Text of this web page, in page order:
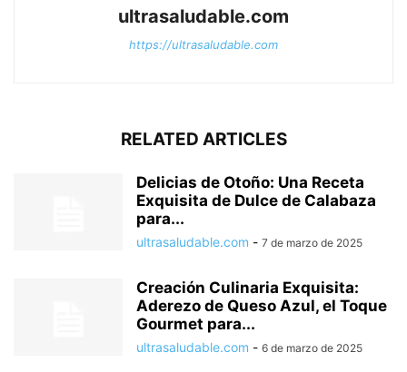
ultrasaludable.com
https://ultrasaludable.com
RELATED ARTICLES
Delicias de Otoño: Una Receta
Exquisita de Dulce de Calabaza
para...
ultrasaludable.com - 7 de marzo de 2025
Creación Culinaria Exquisita:
Aderezo de Queso Azul, el Toque
Gourmet para...
ultrasaludable.com - 6 de marzo de 2025